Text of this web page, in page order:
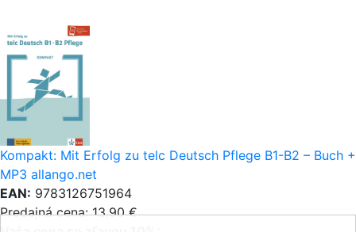
Kompakt: Mit Erfolg zu telc Deutsch Pflege B1-B2 – Buch +
MP3 allango.net
EAN: 9783126751964
Predajná cena: 13,90 €